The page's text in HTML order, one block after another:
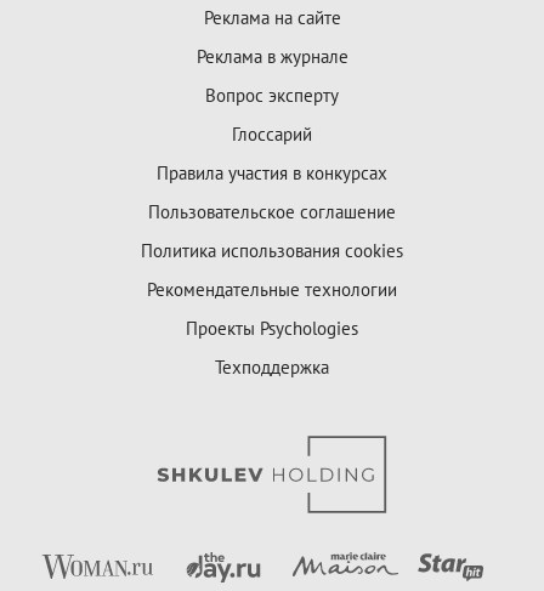
Реклама на сайте
Реклама в журнале
Вопрос эксперту
Глоссарий
Правила участия в конкурсах
Пользовательское соглашение
Политика использования cookies
Рекомендательные технологии
Проекты Psychologies
Техподдержка